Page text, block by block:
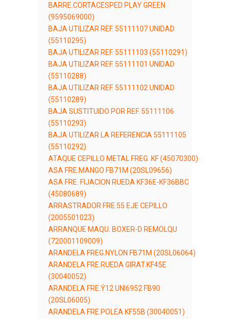
BARRE.CORTACESPED PLAY GREEN
(9595069000)
BAJA UTILIZAR REF. 55111107 UNIDAD
(55110295)
BAJA UTILIZAR REF. 55111103 (55110291)
BAJA UTILIZAR REF. 55111101 UNIDAD
(55110288)
BAJA UTILIZAR REF. 55111102 UNIDAD
(55110289)
BAJA SUSTITUIDO POR REF. 55111106
(55110293)
BAJA UTILIZAR LA REFERENCIA 55111105
(55110292)
ATAQUE CEPILLO METAL FREG. KF (45070300)
ASA FRE.MANGO FB71M (20SL09656)
ASA FRE. FIJACION RUEDA KF36E-KF36BBC
(45080689)
ARRASTRADOR FRE.55 EJE CEPILLO
(2005501023)
ARRANQUE MAQU. BOXER-D REMOLQU
(720001109009)
ARANDELA FREG.NYLON FB71M (20SL06064)
ARANDELA FRE.RUEDA GIRAT.KF45E
(30040052)
ARANDELA FRE.Ý12 UNI6952 FB90
(20SL06005)
ARANDELA FRE.POLEA KF55B (30040051)